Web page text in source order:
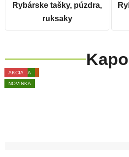
Rybárske tašky, púzdra,
ruksaky
AKCIA
VÝPREDAJ
NOVINKA
AKCIA
VÝPREDAJ
NOVINKA
AKCIA
NOVINKA